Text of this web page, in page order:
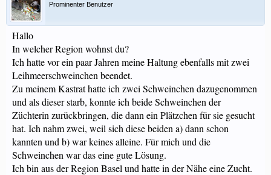
Prominenter Benutzer
Hallo
In welcher Region wohnst du?
Ich hatte vor ein paar Jahren meine Haltung ebenfalls mit zwei
Leihmeerschweinchen beendet.
Zu meinem Kastrat hatte ich zwei Schweinchen dazugenommen
und als dieser starb, konnte ich beide Schweinchen der
Züchterin zurückbringen, die dann ein Plätzchen für sie gesucht
hat. Ich nahm zwei, weil sich diese beiden a) dann schon
kannten und b) war keines alleine. Für mich und die
Schweinchen war das eine gute Lösung.
Ich bin aus der Region Basel und hatte in der Nähe eine Zucht.